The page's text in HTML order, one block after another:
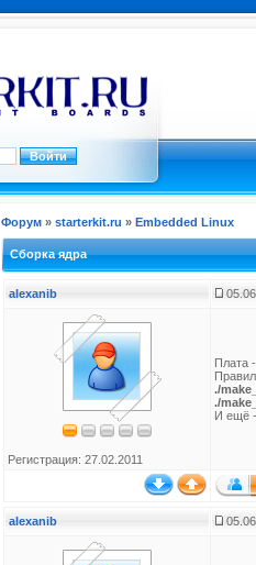
Форум » starterkit.ru » Embedded Linux
Сборка ядра
alexanib
Регистрация: 27.02.2011
Плата
./
./
И ещё -
alexanib